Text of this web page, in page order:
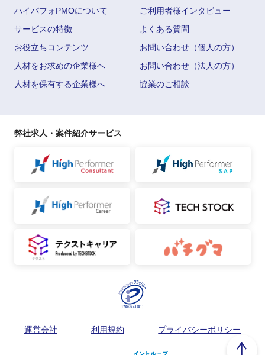
ハイパフォPMOについて
ご利用者様インタビュー
サービスの特徴
よくある質問
お役立ちコンテンツ
お問い合わせ（個人の方）
人材をお求めの企業様へ
お問い合わせ（法人の方）
人材を保有する企業様へ
協業のご相談
弊社求人・案件紹介サービス
運営会社 利用規約 プライバシーポリシー